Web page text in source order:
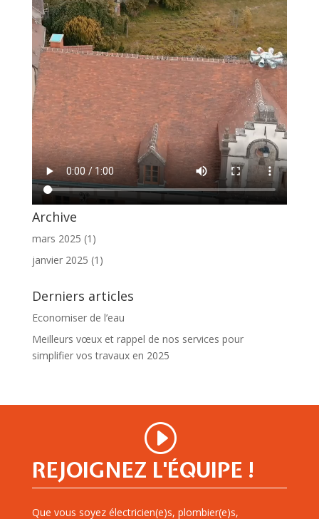
Economiser de l’eau
par LPDC |Mar 11, 2025|Non classé
5 astuces pour économiser l’eau au quotidien L’eau est
une ressource précieuse, et adopter de bons réflexes
permet de réduire sa consommation tout en réalisant
des économies significatives. Un foyer moyen
consomme plus de 150 litres d’eau par jour et par
personne,...
Archive
mars 2025 (1)
janvier 2025 (1)
Derniers articles
Economiser de l’eau
Meilleurs vœux et rappel de nos services pour
simplifier vos travaux en 2025
REJOIGNEZ L'ÉQUIPE !
Que vous soyez électricien(e)s, plombier(e)s,